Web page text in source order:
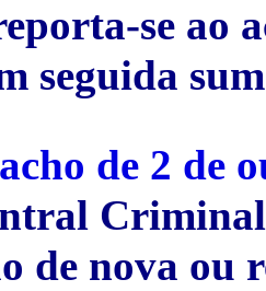
se ao
seguida
de 2 de
de nova ou